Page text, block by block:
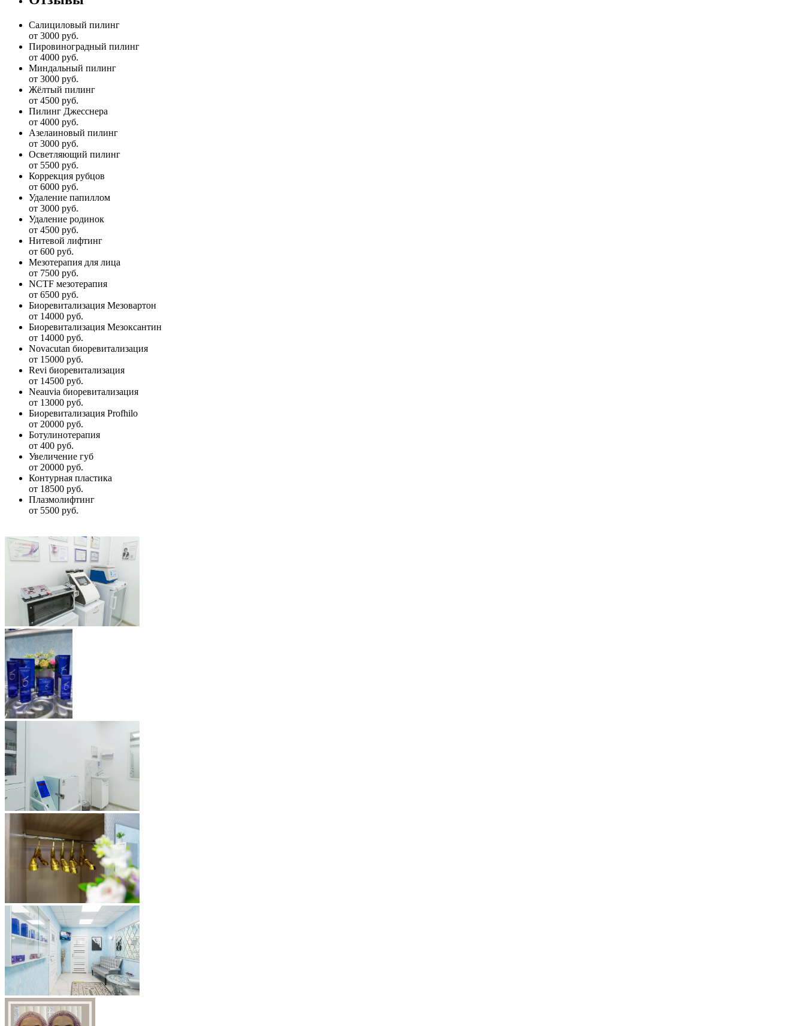
Салициловый пилинг
от 3000 руб.
Пировиноградный пилинг
от 4000 руб.
Миндальный пилинг
от 3000 руб.
Жёлтый пилинг
от 4500 руб.
Пилинг Джесснера
от 4000 руб.
Азелаиновый пилинг
от 3000 руб.
Осветляющий пилинг
от 5500 руб.
Коррекция рубцов
от 6000 руб.
Удаление папиллом
от 3000 руб.
Удаление родинок
от 4500 руб.
Нитевой лифтинг
от 600 руб.
Мезотерапия для лица
от 7500 руб.
NCTF мезотерапия
от 6500 руб.
Биоревитализация Мезовартон
от 14000 руб.
Биоревитализация Мезоксантин
от 14000 руб.
Novacutan биоревитализация
от 15000 руб.
Revi биоревитализация
от 14500 руб.
Neauvia биоревитализация
от 13000 руб.
Биоревитализация Profhilo
от 20000 руб.
Ботулинотерапия
от 400 руб.
Увеличение губ
от 20000 руб.
Контурная пластика
от 18500 руб.
Плазмолифтинг
от 5500 руб.